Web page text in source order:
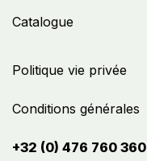
Politique vie privée
Conditions générales
+32 (0) 476 760 360
Catalogue